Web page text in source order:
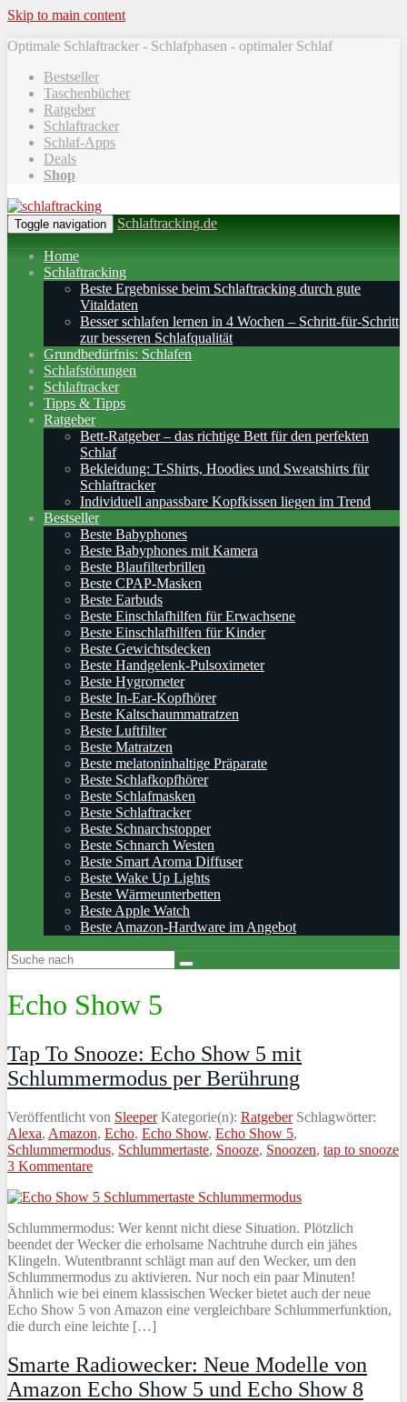
Skip to main content
Optimale Schlaftracker - Schlafphasen - optimaler Schlaf
Bestseller
Taschenbücher
Ratgeber
Schlaftracker
Schlaf-Apps
Deals
Shop
Toggle navigation Schlaftracking.de
Home
Schlaftracking
Beste Ergebnisse beim Schlaftracking durch gute
Vitaldaten
Besser schlafen lernen in 4 Wochen – Schritt‑für‑Schritt
zur besseren Schlafqualität
Grundbedürfnis: Schlafen
Schlafstörungen
Schlaftracker
Tipps & Tipps
Ratgeber
Bett-Ratgeber – das richtige Bett für den perfekten
Schlaf
Bekleidung: T-Shirts, Hoodies und Sweatshirts für
Schlaftracker
Individuell anpassbare Kopfkissen liegen im Trend
Bestseller
Beste Babyphones
Beste Babyphones mit Kamera
Beste Blaufilterbrillen
Beste CPAP-Masken
Beste Earbuds
Beste Einschlafhilfen für Erwachsene
Beste Einschlafhilfen für Kinder
Beste Gewichtsdecken
Beste Handgelenk-Pulsoximeter
Beste Hygrometer
Beste In-Ear-Kopfhörer
Beste Kaltschaummatratzen
Beste Luftfilter
Beste Matratzen
Beste melatoninhaltige Präparate
Beste Schlafkopfhörer
Beste Schlafmasken
Beste Schlaftracker
Beste Schnarchstopper
Beste Schnarch Westen
Beste Smart Aroma Diffuser
Beste Wake Up Lights
Beste Wärmeunterbetten
Beste Apple Watch
Beste Amazon-Hardware im Angebot
Echo Show 5
Tap To Snooze: Echo Show 5 mit
Schlummermodus per Berührung
Veröffentlicht von Sleeper Kategorie(n): RatgeberSchlagwörter:
Alexa, Amazon, Echo, Echo Show, Echo Show 5,
Schlummermodus, Schlummertaste, Snooze, Snoozen, tap to snooze
3 Kommentare
Schlummermodus: Wer kennt nicht diese Situation. Plötzlich
beendet der Wecker die erholsame Nachtruhe durch ein jähes
Klingeln. Wutentbrannt schlägt man auf den Wecker, um den
Schlummermodus zu aktivieren. Nur noch ein paar Minuten!
Ähnlich wie bei einem klassischen Wecker bietet auch der neue
Echo Show 5 von Amazon eine vergleichbare Schlummerfunktion,
die durch eine leichte […]
Smarte Radiowecker: Neue Modelle von
Amazon Echo Show 5 und Echo Show 8